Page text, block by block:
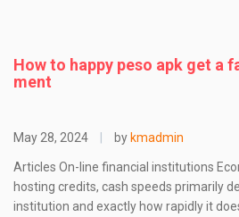
How to happy peso apk get a
ment
May 28, 2024 by kmadmin
Articles On-line financial institutions
hosting credits, cash speeds primarily
institution and exactly how rapidly it